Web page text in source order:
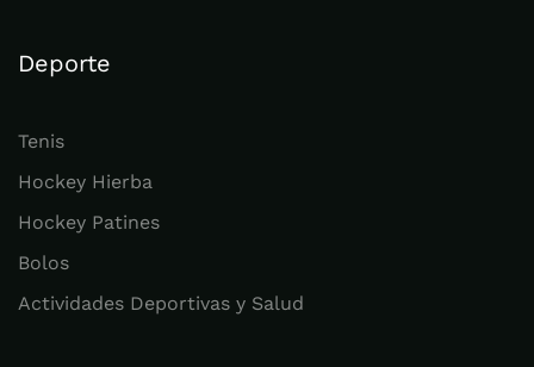
Deporte
Tenis
Hockey Hierba
Hockey Patines
Bolos
Actividades Deportivas y Salud